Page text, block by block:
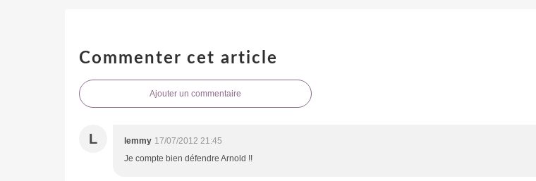
Commenter cet article
Ajouter un commentaire
L lemmy 17/07/2012 21:45
Je compte bien défendre Arnold !!